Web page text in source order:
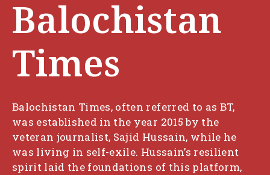
Balochistan
Times
Balochistan Times, often referred to as BT,
was established in the year 2015 by the
veteran journalist, Sajid Hussain, while he
was living in self-exile. Hussain’s resilient
spirit laid the foundations of this platform,